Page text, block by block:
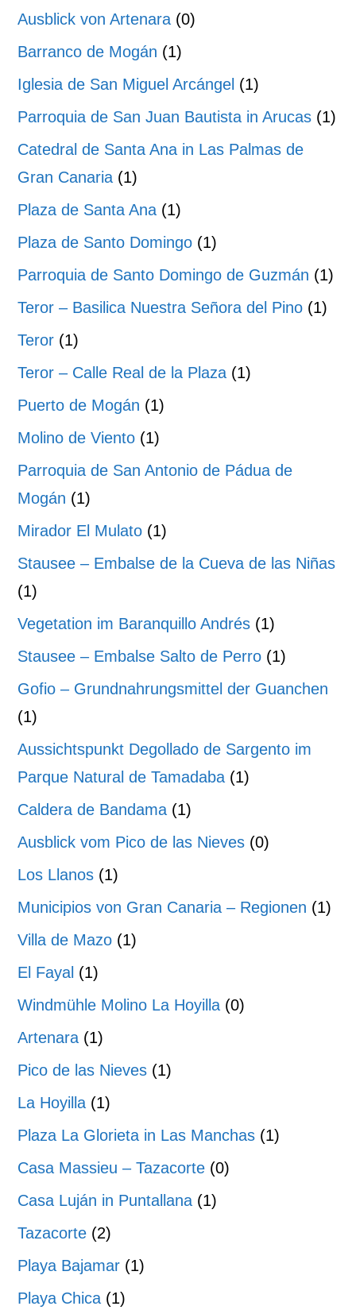
Ausblick von Artenara (0)
Barranco de Mogán (1)
Iglesia de San Miguel Arcángel (1)
Parroquia de San Juan Bautista in Arucas (1)
Catedral de Santa Ana in Las Palmas de
Gran Canaria (1)
Plaza de Santa Ana (1)
Plaza de Santo Domingo (1)
Parroquia de Santo Domingo de Guzmán (1)
Teror – Basilica Nuestra Señora del Pino (1)
Teror (1)
Teror – Calle Real de la Plaza (1)
Puerto de Mogán (1)
Molino de Viento (1)
Parroquia de San Antonio de Pádua de
Mogán (1)
Mirador El Mulato (1)
Stausee – Embalse de la Cueva de las Niñas
(1)
Vegetation im Baranquillo Andrés (1)
Stausee – Embalse Salto de Perro (1)
Gofio – Grundnahrungsmittel der Guanchen
(1)
Aussichtspunkt Degollado de Sargento im
Parque Natural de Tamadaba (1)
Caldera de Bandama (1)
Ausblick vom Pico de las Nieves (0)
Los Llanos (1)
Municipios von Gran Canaria – Regionen (1)
Villa de Mazo (1)
El Fayal (1)
Windmühle Molino La Hoyilla (0)
Artenara (1)
Pico de las Nieves (1)
La Hoyilla (1)
Plaza La Glorieta in Las Manchas (1)
Casa Massieu – Tazacorte (0)
Casa Luján in Puntallana (1)
Tazacorte (2)
Playa Bajamar (1)
Playa Chica (1)